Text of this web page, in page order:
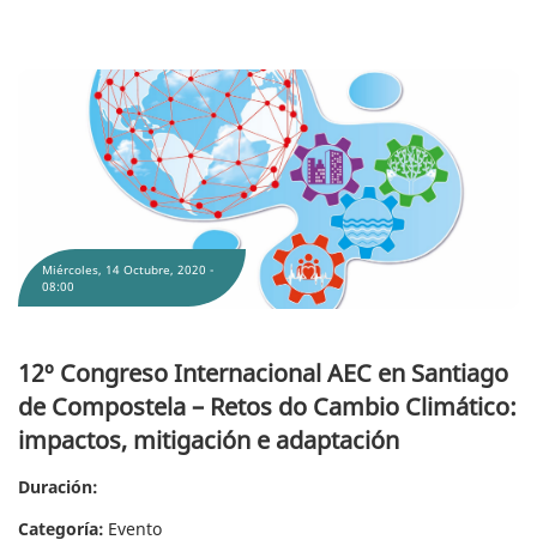
12º Congreso Internacional AEC en Santiago de Compostela – Retos do Cambio
Climático: impactos, mitigación e adaptación
12º Congreso Internacional AEC en Santiago
de Compostela – Retos do Cambio Climático:
impactos, mitigación e adaptación
Duración:
Categoría: Evento
Miércoles, 14 Octubre, 2020 -
08:00